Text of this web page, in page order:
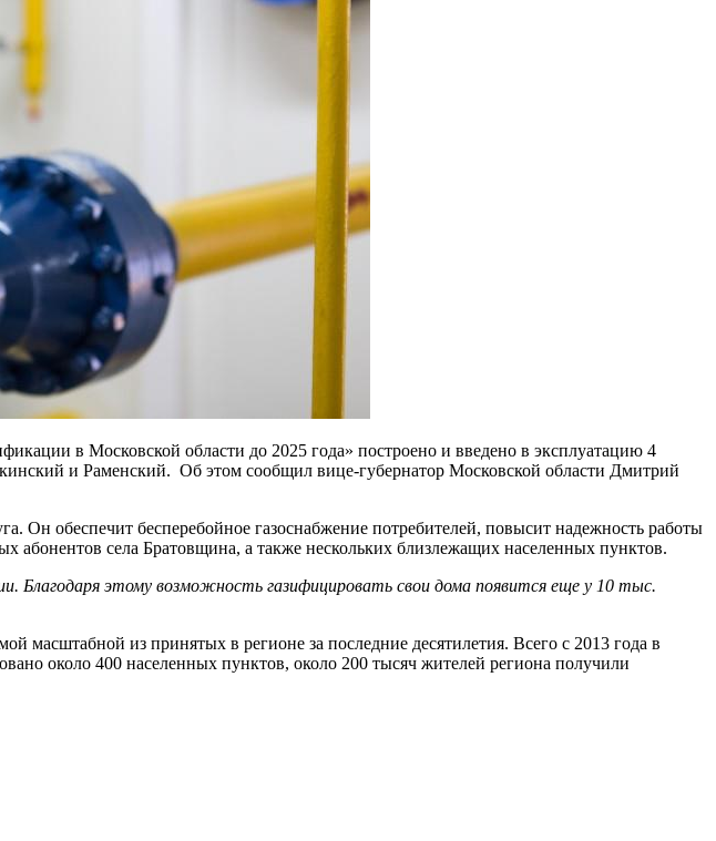
в Московской области до 2025 года» построено и введено в эксплуатацию 4
и Раменский. Об этом сообщил вице-губернатор Московской области Дмитрий
Он обеспечит бесперебойное газоснабжение потребителей, повысит надежность работы
абонентов села Братовщина, а также нескольких близлежащих населенных пунктов.
Благодаря этому возможность газифицировать свои дома появится еще у 10 тыс.
масштабной из принятых в регионе за последние десятилетия. Всего с 2013 года в
около 400 населенных пунктов, около 200 тысяч жителей региона получили